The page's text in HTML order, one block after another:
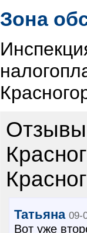
Зона
Отзывы
Татьяна 09-
Вот уже